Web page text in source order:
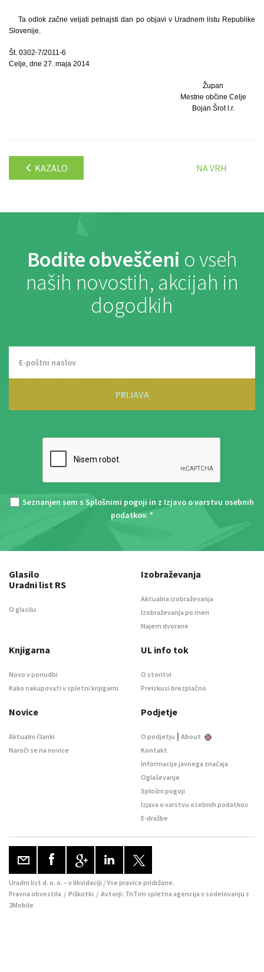
Ta odlok začne veljati petnajsti dan po objavi v Uradnem listu Republike
Slovenije.
Št. 0302-7/2011-6
Celje, dne 27. maja 2014
Župan
Mestne občine Celje
Bojan Šrot l.r.
KAZALO NA VRH
Bodite obveščeni o vseh
naših novostih, akcijah in
dogodkih
PRIJAVA
Seznanjen sem s Splošnimi pogoji in z Izjavo o varstvu osebnih
podatkov. *
Glasilo
Uradni list RS
O glasilu
Izobraževanja
Aktualna izobraževanja
Izobraževanja po meri
Najem dvorane
Knjigarna
Novo v ponudbi
Kako nakupovati v spletni knjigarni
UL info tok
O storitvi
Preizkusi brezplačno
Novice
Aktualni članki
Naroči se na novice
Podjetje
O podjetju | About
Kontakt
Informacije javnega značaja
Oglaševanje
Splošni pogoji
Izjava o varstvu osebnih podatkov
E-dražbe
Uradni list d. o. o. – v likvidaciji / Vse pravice pridržane.
Pravna obvestila / Piškotki / Avtorji: TriTim spletna agencija v sodelovanju z
2Mobile